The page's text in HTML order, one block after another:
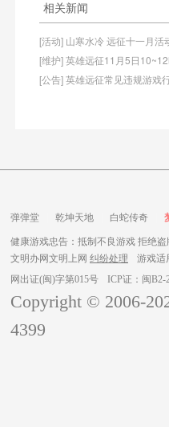
相关新闻
[活动] 山寒水冷 远征十一月活
[维护] 英雄远征11月5日
[公告] 英雄远征常见违规游戏
弹弹堂 乾坤天地 白蛇传奇
健康游戏忠告：抵制不良游戏 拒绝
文明办网文明上网 纠纷处理
游戏适
网出证(闽)字第015号
ICP证：闽B2-
Copyright © 2006-
4399